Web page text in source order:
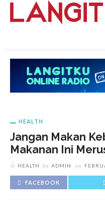
HEALTH
Jangan Makan
Makanan Ini
HEALTH by ADMIN on
FACEBOOK